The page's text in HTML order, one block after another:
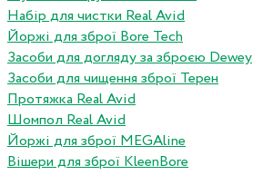
Набір для чистки Real Avid
Йоржі для зброї Bore Tech
Засоби для догляду за зброєю Dewey
Засоби для чищення зброї Терен
Протяжка Real Avid
Шомпол Real Avid
Йоржі для зброї MEGAline
Вішери для зброї KleenBore